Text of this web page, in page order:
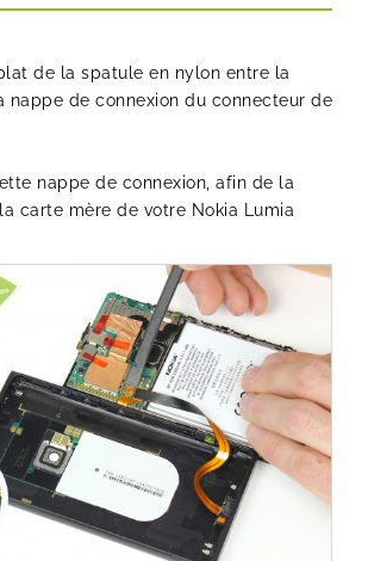
de la spatule en nylon entre la
nappe de connexion du connecteur de
nappe de connexion, afin de la
carte mère de votre Nokia Lumia